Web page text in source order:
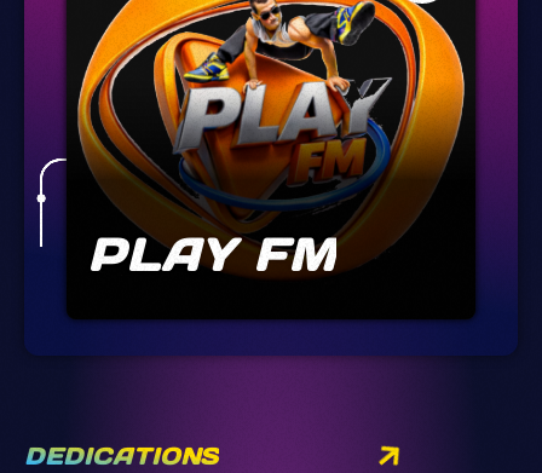
PLAY FM
DEDICATIONS